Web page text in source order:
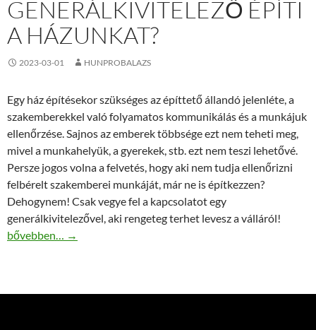
GENERÁLKIVITELEZŐ ÉPÍTI
A HÁZUNKAT?
2023-03-01 HUNPROBALAZS
Egy ház építésekor szükséges az építtető állandó jelenléte, a
szakemberekkel való folyamatos kommunikálás és a munkájuk
ellenőrzése. Sajnos az emberek többsége ezt nem teheti meg,
mivel a munkahelyük, a gyerekek, stb. ezt nem teszi lehetővé.
Persze jogos volna a felvetés, hogy aki nem tudja ellenőrizni
felbérelt szakemberei munkáját, már ne is építkezzen?
Dehogynem! Csak vegye fel a kapcsolatot egy
generálkivitelezővel, aki rengeteg terhet levesz a válláról!
Mire figyeljünk, ha generálkivitelező építi a házunkat?
bővebben… →